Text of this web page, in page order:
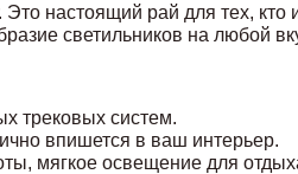
настоящий рай для тех, кто
светильников на любой
трековых систем.
впишется в ваш интерьер.
мягкое освещение для